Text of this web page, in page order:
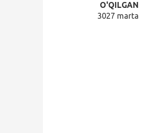
O'QILGAN
3027 marta